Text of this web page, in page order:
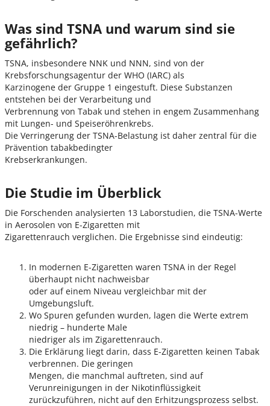
Was sind TSNA und warum sind sie
gefährlich?
TSNA, insbesondere NNK und NNN, sind von der
Krebsforschungsagentur der WHO (IARC) als
Karzinogene der Gruppe 1 eingestuft. Diese Substanzen
entstehen bei der Verarbeitung und
Verbrennung von Tabak und stehen in engem Zusammenhang
mit Lungen- und Speiseröhrenkrebs.
Die Verringerung der TSNA-Belastung ist daher zentral für die
Prävention tabakbedingter
Krebserkrankungen.
Die Studie im Überblick
Die Forschenden analysierten 13 Laborstudien, die TSNA-Werte
in Aerosolen von E-Zigaretten mit
Zigarettenrauch verglichen. Die Ergebnisse sind eindeutig:
In modernen E-Zigaretten waren TSNA in der Regel
überhaupt nicht nachweisbar
oder auf einem Niveau vergleichbar mit der
Umgebungsluft.
Wo Spuren gefunden wurden, lagen die Werte extrem
niedrig – hunderte Male
niedriger als im Zigarettenrauch.
Die Erklärung liegt darin, dass E-Zigaretten keinen Tabak
verbrennen. Die geringen
Mengen, die manchmal auftreten, sind auf
Verunreinigungen in der Nikotinflüssigkeit
zurückzuführen, nicht auf den Erhitzungsprozess selbst.